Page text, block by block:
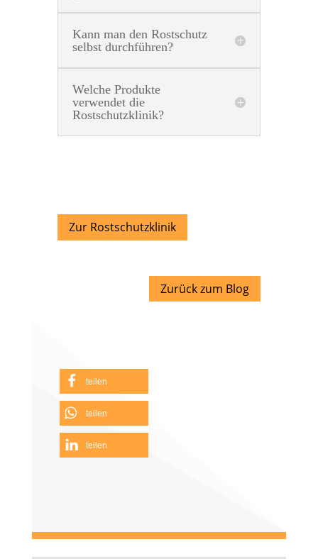
Kann man den Rostschutz
selbst durchführen?
Welche Produkte
verwendet die
Rostschutzklinik?
Zur Rostschutzklinik
Zurück zum Blog
teilen
teilen
teilen